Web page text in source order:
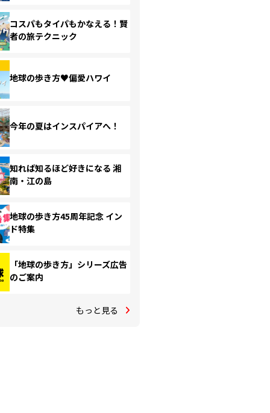
コスパもタイパもかなえる！賢
者の旅テクニック
地球の歩き方♥偏愛ハワイ
今年の夏はインスパイアへ！
知れば知るほど好きになる 湘
南・江の島
地球の歩き方45周年記念 イン
ド特集
「地球の歩き方」シリーズ広告
のご案内
もっと見る